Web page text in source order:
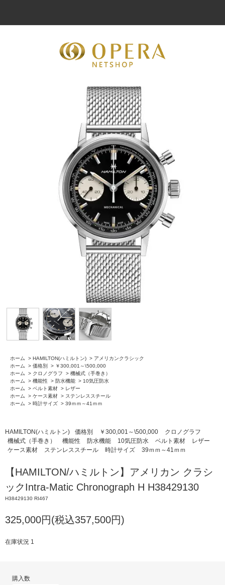
ホーム > HAMILTON(ハミルトン) > アメリカンクラシック
ホーム
> 価格別 > ￥300,001～\500,000
ホーム
> クロノグラフ > 機械式（手巻き）
ホーム
> 機能性 > 防水機能 > 10気圧防水
ホーム
> ベルト素材 > レザー
ホーム
> ケース素材 > ステンレススチール
ホーム
> 時計サイズ > 39ｍｍ～41ｍｍ
HAMILTON(ハミルトン) 価格別 ￥300,001～\500,000
クロノグラフ
機械式（手巻き）
機能性 防水機能 10気圧防水 ベルト素材
レザー
ケース素材
ステンレススチール 時計サイズ 39ｍｍ～41ｍｍ
【HAMILTON/ハミルトン】アメリカン クラシ
ックIntra-Matic Chronograph H H38429130
H38429130 RI467
325,000円(税込357,500円)
在庫状況 1
購入数